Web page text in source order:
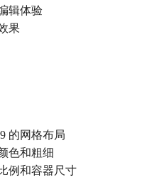
辑体验
果
的网格布局
色和粗细
例和容器尺寸